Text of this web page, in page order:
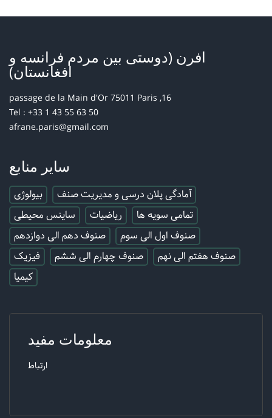
افرن (دوستی بین مردم فرانسه و
افغانستان)
16, passage de la Main d'Or 75011 Paris
Tel : +33 1 43 55 63 50
afrane.paris@gmail.com
سایر منابع
آمادگی پلان درسی و مدیریت صنف
بیولوژی
تمامی سویه ها
ریاضیات
ساینس محیطی
صنوف اول الی سوم
صنوف دهم الی دوازدهم
صنوف هفتم الی نهم
صنوف چهارم الی ششم
فیزیک
کیمیا
معلومات مفید
ارتباط